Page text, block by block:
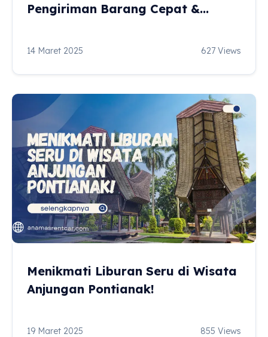
Pengiriman Barang Cepat &
14 Maret 2025 627 Views
Menikmati Liburan Seru di Wisata
Anjungan Pontianak!
19 Maret 2025 855 Views